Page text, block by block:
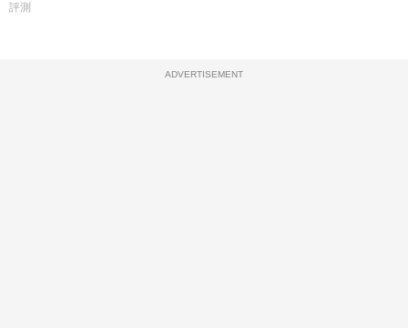
評測
ADVERTISEMENT